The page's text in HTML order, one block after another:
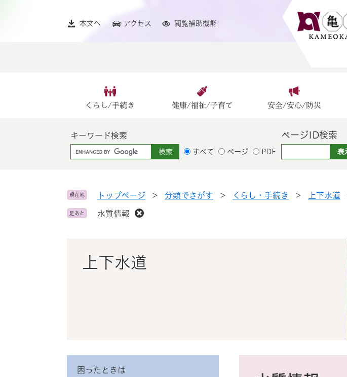
本文へ アクセス 閲覧補助機能
くらし/手続き 健康/福祉/子育て 安全/安心/防災
キーワード検索
G
o
l
カ
すべて ページ PDF
ページID検索
現在地 トップページ > 分類でさがす > くらし・手続き > 上下水道
足あと 水質情報
上下水道
困ったときは